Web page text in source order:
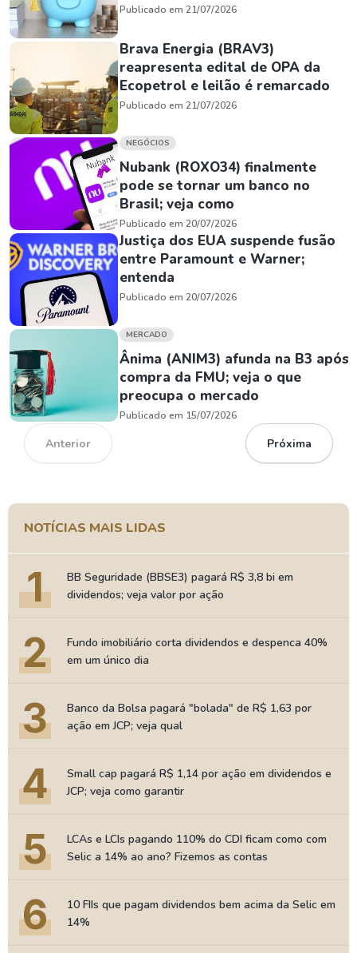
Publicado em 21/07/2026
Brava Energia (BRAV3)
reapresenta edital de OPA da
Ecopetrol e leilão é remarcado
Publicado em 21/07/2026
NEGÓCIOS
Nubank (ROXO34) finalmente
pode se tornar um banco no
Brasil; veja como
Publicado em 20/07/2026
Justiça dos EUA suspende fusão
entre Paramount e Warner;
entenda
Publicado em 20/07/2026
MERCADO
Ânima (ANIM3) afunda na B3 após
compra da FMU; veja o que
preocupa o mercado
Publicado em 15/07/2026
Anterior Próxima
NOTÍCIAS MAIS LIDAS
1
BB Seguridade (BBSE3) pagará R$ 3,8 bi em
dividendos; veja valor por ação
2
Fundo imobiliário corta dividendos e despenca 40%
em um único dia
3
Banco da Bolsa pagará "bolada" de R$ 1,63 por
ação em JCP; veja qual
4
Small cap pagará R$ 1,14 por ação em dividendos e
JCP; veja como garantir
5
LCAs e LCIs pagando 110% do CDI ficam como com
Selic a 14% ao ano? Fizemos as contas
6
10 FIIs que pagam dividendos bem acima da Selic em
14%